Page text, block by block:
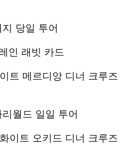
당일 투어
인 래빗 카드
트 메르디앙 디너 크루즈
월드 일일 투어
이트 오키드 디너 크루즈